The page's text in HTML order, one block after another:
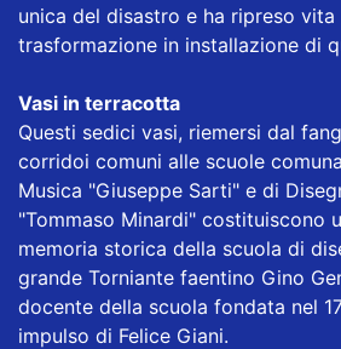
unica del disastro e ha ripreso vita
trasformazione in installazione di
Vasi in terracotta
Questi sedici vasi, riemersi dal
corridoi comuni alle scuole
Musica "Giuseppe Sarti" e di
"Tommaso Minardi" costituiscono
memoria storica della scuola di
grande Torniante faentino Gino
docente della scuola fondata nel
impulso di Felice Giani.